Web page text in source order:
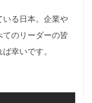
いる日本。企業や
のリーダーの皆
幸いです。